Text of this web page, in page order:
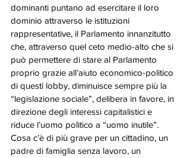
dominanti puntano ad esercitare il loro
dominio attraverso le istituzioni
rappresentative, il Parlamento innanzitutto
che, attraverso quel ceto medio-alto che si
può permettere di stare al Parlamento
proprio grazie all’aiuto economico-politico
di questi lobby, diminuisce sempre più la
“legislazione sociale”, delibera in favore, in
direzione degli interessi capitalistici e
riduce l’uomo politico a “uomo inutile”.
Cosa c’è di più grave per un cittadino, un
padre di famiglia senza lavoro, un